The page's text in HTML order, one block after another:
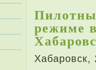
режиме
Хабаровск,